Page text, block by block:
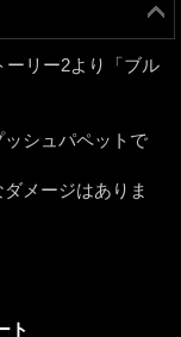
ーリー2より「ブル
シュパペットで
メージはありま
ト